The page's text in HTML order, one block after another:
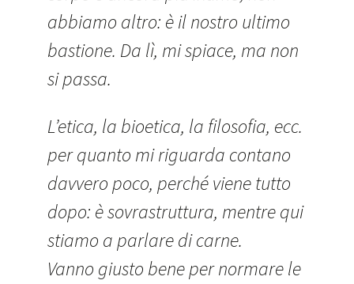
abbiamo altro: è il nostro ultimo
bastione. Da lì, mi spiace, ma non
si passa.
L’etica, la bioetica, la filosofia, ecc.
per quanto mi riguarda contano
davvero poco, perché viene tutto
dopo: è sovrastruttura, mentre qui
stiamo a parlare di carne.
Vanno giusto bene per normare le